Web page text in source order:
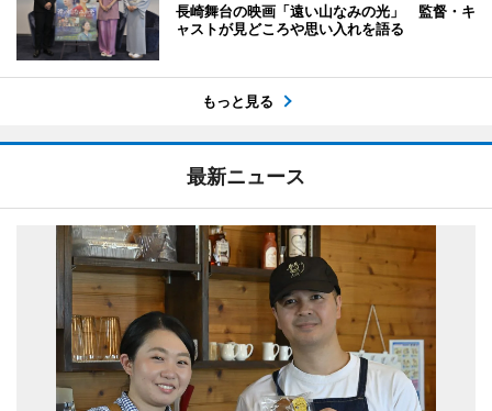
長崎舞台の映画「遠い山なみの光」 監督・キ
ャストが見どころや思い入れを語る
もっと見る
最新ニュース